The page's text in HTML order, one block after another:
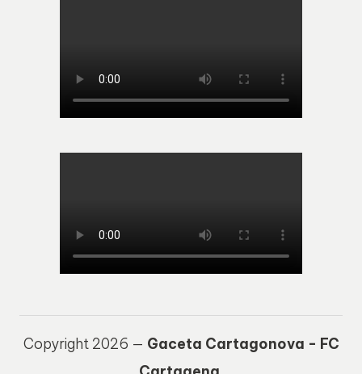
Copyright 2026 — Gaceta Cartagonova - FC